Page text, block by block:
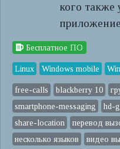
кого также
Бесплатное ПО
Linux Windows mobile
free-calls blackberry 10
smartphone-messaging
hd-
share-location
перевод
несколько языков
видео